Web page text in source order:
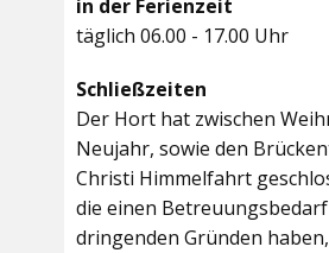
in der Ferienzeit
täglich 06.00 - 17.00 Uhr
Schließzeiten
Der Hort hat zwischen
Neujahr, sowie den
Christi Himmelfahrt
die einen
dringenden Gründen